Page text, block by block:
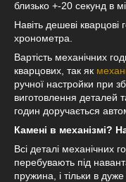
близько +-20 секунд в
Навіть дешеві кварцові
хронометра.
Вартість механічних
кварцових, так як
ручної настройки при
виготовлення деталей
годин доручається
Камені в механізмі?
Всі деталі механічних
перебувають під
пружина, і тільки в